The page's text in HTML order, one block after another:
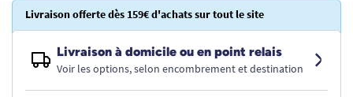
Livraison offerte dès 159€ d'achats sur tout le site
Livraison à domicile ou en point relais
Voir les options, selon encombrement et destination